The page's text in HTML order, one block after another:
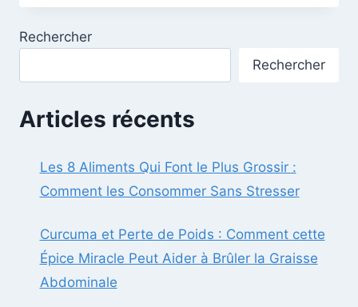
DÉCOUVREZ
PISSENLIT
Rechercher
Rechercher
Articles récents
Les 8 Aliments Qui Font le Plus Grossir :
Comment les Consommer Sans Stresser
Curcuma et Perte de Poids : Comment cette
Épice Miracle Peut Aider à Brûler la Graisse
Abdominale